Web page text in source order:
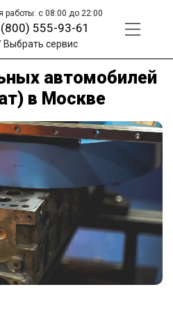
работы: с 08:00 до 22:00
555-93-61
Выбрать сервис
автомобилей
в Москве